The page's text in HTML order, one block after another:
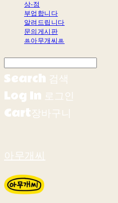
상-점
부업합니다
알려드립니다
문의게시판
ꔛ아무개씨ꔛ
Search 검색
Log In 로그인
Cart장바구니
아무개씨